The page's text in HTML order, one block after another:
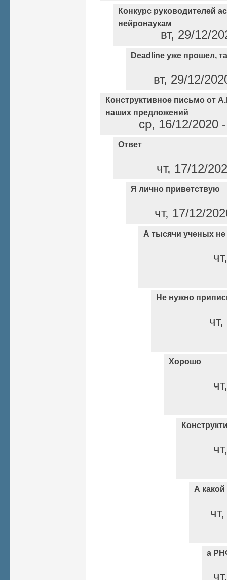
Конкурс руководителей
нейронаукам
вт, 29/12/
Deadline уже прошел,
вт, 29/12/
Конструктивное письмо от
наших предложений
ср, 16/12/2020
Ответ
чт, 17/12/
Я лично приветствую
чт, 17/12/
А тысячи ученых
Не нужно
Хорошо
А
а